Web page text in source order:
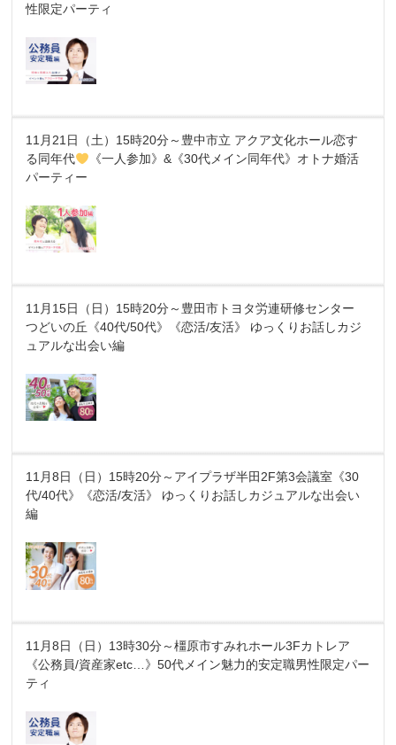
性限定パーティ
11月21日（土）15時20分～豊中市立 アクア文化ホール恋す
る同年代
《一人参加》&《30代メイン同年代》オトナ婚活
パーティー
11月15日（日）15時20分～豊田市トヨタ労連研修センター
つどいの丘《40代/50代》《恋活/友活》 ゆっくりお話しカジ
ュアルな出会い編
11月8日（日）15時20分～アイプラザ半田2F第3会議室《30
代/40代》《恋活/友活》 ゆっくりお話しカジュアルな出会い
編
11月8日（日）13時30分～橿原市すみれホール3Fカトレア
《公務員/資産家etc…》50代メイン魅力的安定職男性限定パー
ティ